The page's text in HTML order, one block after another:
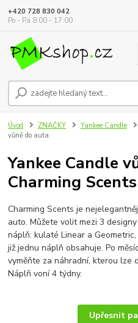
+420 728 830 042
Po - Pá 8:00 - 17:00
Úvod ZNAČKY Yankee Candle
vůně do auta
Yankee Candle
Charming Scents
Charming Scents je
auto. Můžete volit mezi 3
náplň: kulaté Linear a
již jednu náplň obsahuje. Po
vyměňte za náhradní, kterou lze
Náplň voní 4 týdny.
Upřesnit